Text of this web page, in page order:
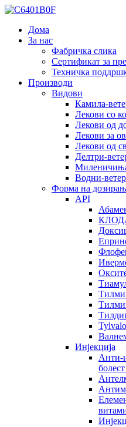
Дома
За нас
Фабричка слика
Сертификат за
Техничка
Производи
Видови
Камила-
Лекови со
Лекови од
Лекови за
Лекови од
Делтри-
Водни-
Форма на
API
Инјекција
Анти-